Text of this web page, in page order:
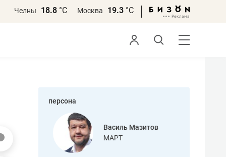
Челны 18.8 °С Москва 19.3 °С
персона
Василь Мазитов
МАРТ